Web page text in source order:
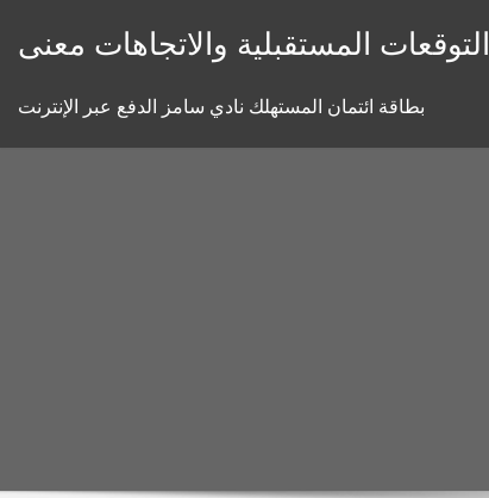
التوقعات المستقبلية والاتجاهات معنى
بطاقة ائتمان المستهلك نادي سامز الدفع عبر الإنترنت